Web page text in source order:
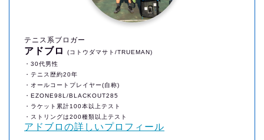
テニス系ブロガー
アドブロ
(コトウダマサト/TRUEMAN)
・30代男性
・テニス歴約20年
・オールコートプレイヤー(自称)
・EZONE98L/BLACKOUT285
・ラケット累計100本以上テスト
・ストリングは200種類以上テスト
アドブロの詳しいプロフィール